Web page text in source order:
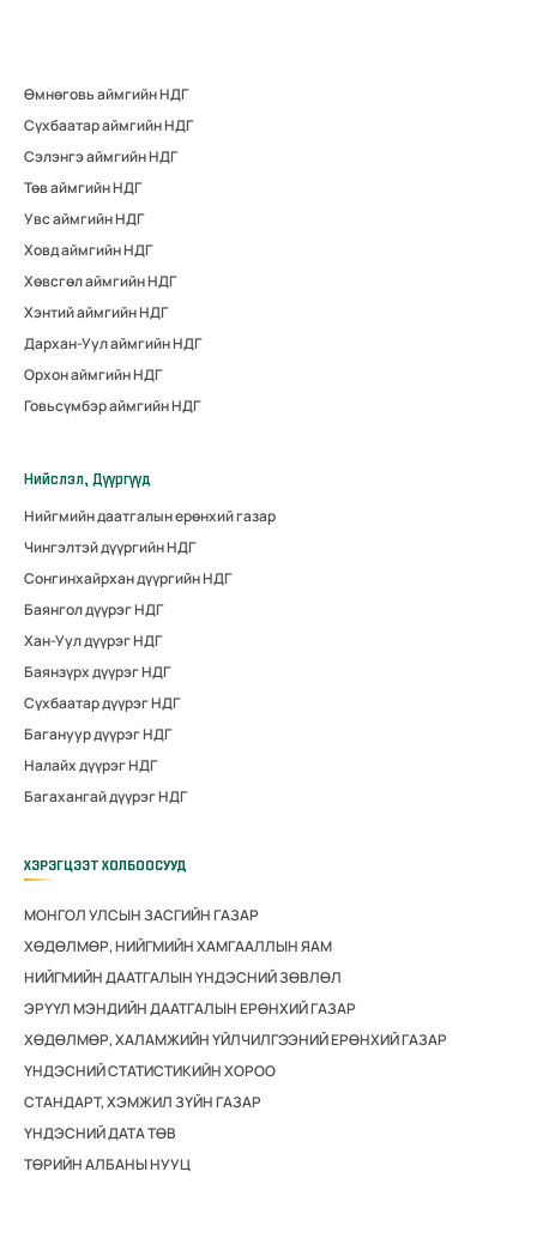
Өмнөговь аймгийн НДГ
Сүхбаатар аймгийн НДГ
Сэлэнгэ аймгийн НДГ
Төв аймгийн НДГ
Увс аймгийн НДГ
Ховд аймгийн НДГ
Хөвсгөл аймгийн НДГ
Хэнтий аймгийн НДГ
Дархан-Уул аймгийн НДГ
Орхон аймгийн НДГ
Говьсүмбэр аймгийн НДГ
Нийслэл, Дүүргүүд
Нийгмийн даатгалын ерөнхий газар
Чингэлтэй дүүргийн НДГ
Сонгинхайрхан дүүргийн НДГ
Баянгол дүүрэг НДГ
Хан-Уул дүүрэг НДГ
Баянзүрх дүүрэг НДГ
Сүхбаатар дүүрэг НДГ
Багануур дүүрэг НДГ
Налайх дүүрэг НДГ
Багахангай дүүрэг НДГ
ХЭРЭГЦЭЭТ ХОЛБООСУУД
МОНГОЛ УЛСЫН ЗАСГИЙН ГАЗАР
ХӨДӨЛМӨР, НИЙГМИЙН ХАМГААЛЛЫН ЯАМ
НИЙГМИЙН ДААТГАЛЫН ҮНДЭСНИЙ ЗӨВЛӨЛ
ЭРҮҮЛ МЭНДИЙН ДААТГАЛЫН ЕРӨНХИЙ ГАЗАР
ХӨДӨЛМӨР, ХАЛАМЖИЙН ҮЙЛЧИЛГЭЭНИЙ ЕРӨНХИЙ ГАЗАР
ҮНДЭСНИЙ СТАТИСТИКИЙН ХОРОО
СТАНДАРТ, ХЭМЖИЛ ЗҮЙН ГАЗАР
ҮНДЭСНИЙ ДАТА ТӨВ
ТӨРИЙН АЛБАНЫ НУУЦ